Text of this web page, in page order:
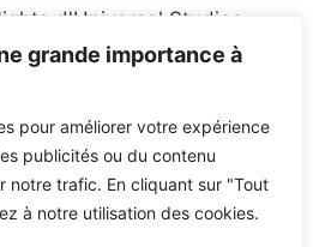
grande importance à
pour améliorer votre expérience
publicités ou du contenu
notre trafic. En cliquant sur "Tout
à notre utilisation des cookies.
d'Universal Studios
policier de l'Ohio après la